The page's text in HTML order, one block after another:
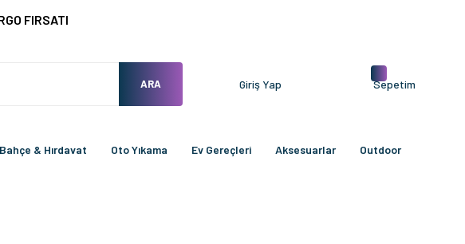
FIRSATI
ARA Giriş Yap Sepetim
Bahçe & Hırdavat Oto Yıkama Ev Gereçleri Aksesuarlar Outdoor